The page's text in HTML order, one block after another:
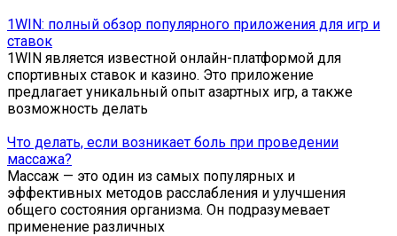
1WIN: полный обзор популярного приложения для игр и
ставок
1WIN является известной онлайн-платформой для
спортивных ставок и казино. Это приложение
предлагает уникальный опыт азартных игр, а также
возможность делать
Что делать, если возникает боль при проведении
массажа?
Массаж — это один из самых популярных и
эффективных методов расслабления и улучшения
общего состояния организма. Он подразумевает
применение различных